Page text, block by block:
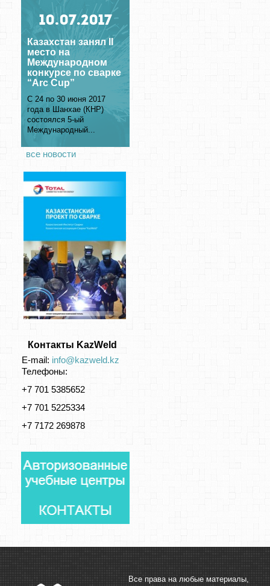
10.07.2017
Казахстан занял II
место на
Международном
конкурсе по сварке
“Arc Cup”
С 24 по 30 июня 2017
года в Шанхае (КНР)
состоялся 5-ый
Международный...
все новости
Контакты KazWeld
E-mail: info@kazweld.kz
Телефоны:
+7 701 5385652
+7 701 5225334
+7 7172 269878
Все права на любые материалы,